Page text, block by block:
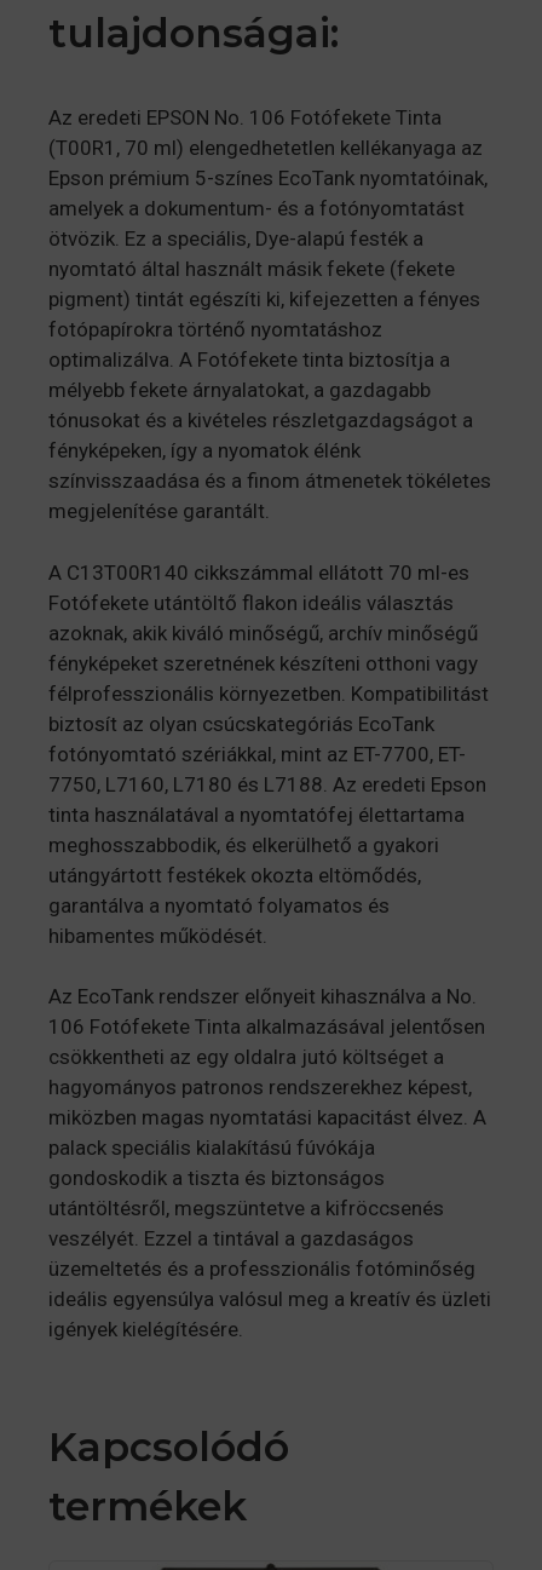
tulajdonságai:
Az eredeti EPSON No. 106 Fotófekete Tinta
(T00R1, 70 ml) elengedhetetlen kellékanyaga az
Epson prémium 5-színes EcoTank nyomtatóinak,
amelyek a dokumentum- és a fotónyomtatást
ötvözik. Ez a speciális, Dye-alapú festék a
nyomtató által használt másik fekete (fekete
pigment) tintát egészíti ki, kifejezetten a fényes
fotópapírokra történő nyomtatáshoz
optimalizálva. A Fotófekete tinta biztosítja a
mélyebb fekete árnyalatokat, a gazdagabb
tónusokat és a kivételes részletgazdagságot a
fényképeken, így a nyomatok élénk
színvisszaadása és a finom átmenetek tökéletes
megjelenítése garantált.
A C13T00R140 cikkszámmal ellátott 70 ml-es
Fotófekete utántöltő flakon ideális választás
azoknak, akik kiváló minőségű, archív minőségű
fényképeket szeretnének készíteni otthoni vagy
félprofesszionális környezetben. Kompatibilitást
biztosít az olyan csúcskategóriás EcoTank
fotónyomtató szériákkal, mint az ET-7700, ET-
7750, L7160, L7180 és L7188. Az eredeti Epson
tinta használatával a nyomtatófej élettartama
meghosszabbodik, és elkerülhető a gyakori
utángyártott festékek okozta eltömődés,
garantálva a nyomtató folyamatos és
hibamentes működését.
Az EcoTank rendszer előnyeit kihasználva a No.
106 Fotófekete Tinta alkalmazásával jelentősen
csökkentheti az egy oldalra jutó költséget a
hagyományos patronos rendszerekhez képest,
miközben magas nyomtatási kapacitást élvez. A
palack speciális kialakítású fúvókája
gondoskodik a tiszta és biztonságos
utántöltésről, megszüntetve a kifröccsenés
veszélyét. Ezzel a tintával a gazdaságos
üzemeltetés és a professzionális fotóminőség
ideális egyensúlya valósul meg a kreatív és üzleti
igények kielégítésére.
Kapcsolódó
termékek